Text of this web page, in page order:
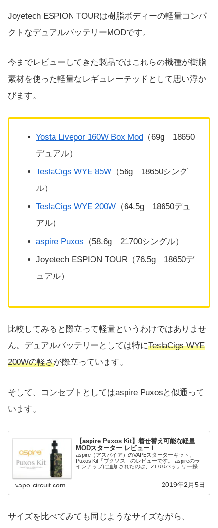
Joyetech ESPION TOURは樹脂ボディーの軽量コンパ
クトなデュアルバッテリーMODです。
今までレビューしてきた製品ではこれらの機種が樹脂
素材を使った軽量なレギュレーテッドとして思い浮か
びます。
Yosta Livepor 160W Box Mod（69g 18650
デュアル）
TeslaCigs WYE 85W（56g 18650シング
ル）
TeslaCigs WYE 200W（64.5g 18650デュ
アル）
aspire Puxos （58.6g 21700シングル）
Joyetech ESPION TOUR（76.5g 18650デ
ュアル）
比較してみると際立って軽量というわけではありませ
ん。デュアルバッテリーとしては特にTeslaCigs WYE
200Wの軽さが際立っています。
そして、コンセプトとしてはaspire Puxosと似通って
います。
【aspire Puxos Kit】着せ替え可能な軽量
MODスターター レビュー！
aspire（アスパイア）のVAPEスターターキット、
Puxos Kit「プクソス」のレビューです。 aspireのラ
インアップに追加されたのは、21700バッテリー採用
vape-circuit.com 2019年2月5日
サイズを比べてみても同じようなサイズながら、